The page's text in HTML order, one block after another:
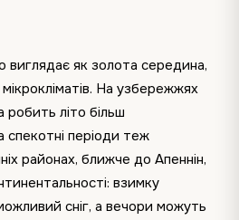
виглядає як золота середина,
На узбережжях
літо більш
спекотні періоди теж
районах, ближче до Апеннін,
взимку
сніг, а вечори можуть